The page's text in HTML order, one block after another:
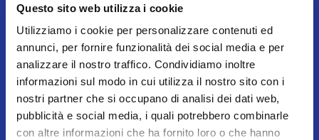
Questo sito web utilizza i cookie
Utilizziamo i cookie per personalizzare contenuti ed
annunci, per fornire funzionalità dei social media e per
analizzare il nostro traffico. Condividiamo inoltre
informazioni sul modo in cui utilizza il nostro sito con i
nostri partner che si occupano di analisi dei dati web,
pubblicità e social media, i quali potrebbero combinarle
con altre informazioni che ha fornito loro o che hanno